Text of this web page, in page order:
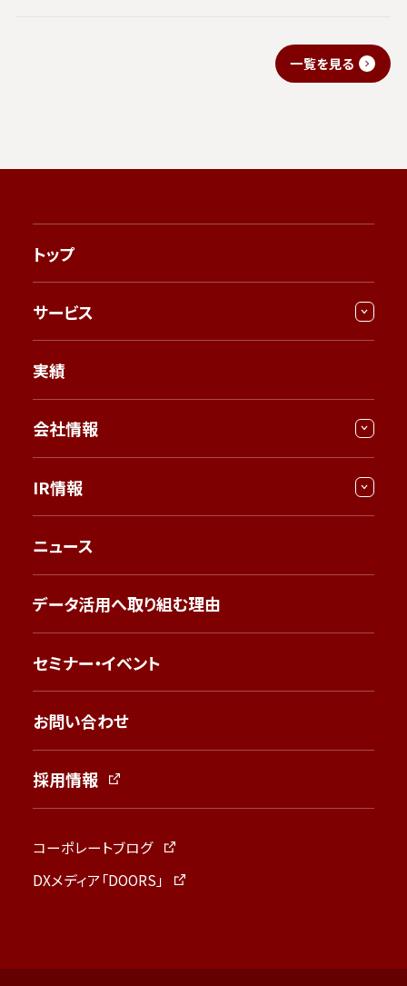
一覧を見る
トップ
サービス
実績
会社情報
IR情報
ニュース
データ活用へ取り組む理由
セミナー・イベント
お問い合わせ
採用情報
コーポレートブログ
DXメディア「DOORS」